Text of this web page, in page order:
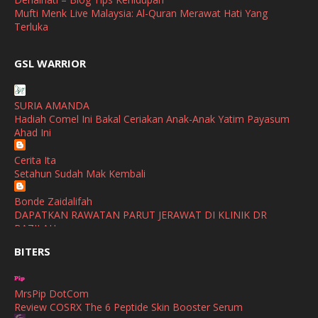
March
January
November (2)
September
August
July
June
April
Mufti Menk Live Malaysia: Al-Quran Merawat Hati Yang
Terluka
Watsons Get Active Carnival 2026 Meriahkan Stadium Merdeka
dengan Gaya Hidup Sihat
SHALIMAR YUSOF
Selamat Maju Jaya Untuk Puan Intan
Show All
GSL WARRIOR
SURIA AMANDA
Hadiah Comel Ini Bakal Ceriakan Anak-Anak Yatim Payasum
Ahad Ini
Cerita Ita
Setahun Sudah Mak Kembali
Bonde Zaidalifah
DAPATKAN RAWATAN PARUT JERAWAT DI KLINIK DR
BAZILAH
Ana Suhana
In Malaysia
Azlinda Alin Malaysian Parenting Lifestyle Beauty Blogs
BITERS
MrsPip DotCom
Review COSRX The 6 Peptide Skin Booster Serum